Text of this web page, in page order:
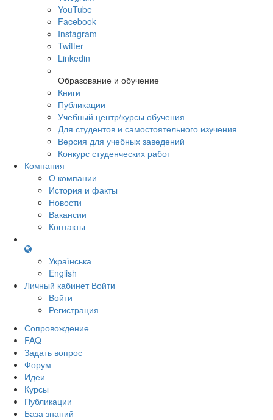
YouTube
Facebook
Instagram
Twitter
Linkedin
Образование и обучение
Книги
Публикации
Учебный центр/курсы обучения
Для студентов и самостоятельного изучения
Версия для учебных заведений
Конкурс студенческих работ
Компания
О компании
История и факты
Новости
Вакансии
Контакты
Українська
English
Личный кабинет Войти
Войти
Регистрация
Сопровождение
FAQ
Задать вопрос
Форум
Идеи
Курсы
Публикации
База знаний